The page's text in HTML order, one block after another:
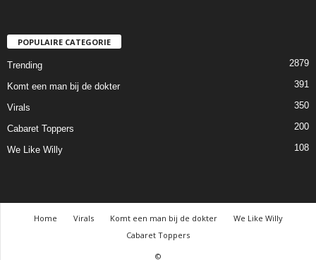
POPULAIRE CATEGORIE
Trending 2879
Komt een man bij de dokter 391
Virals 350
Cabaret Toppers 200
We Like Willy 108
Home Virals Komt een man bij de dokter
We Like Willy
Cabaret Toppers
©